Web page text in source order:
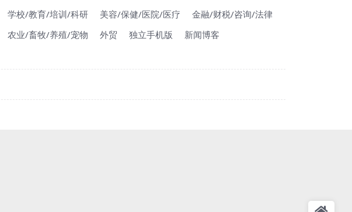
学校/教育/培训/科研 美容/保健/医院/医疗
金融/财税/咨询/法律
农业/畜牧/养殖/宠物 外贸 独立手机版
新闻博客